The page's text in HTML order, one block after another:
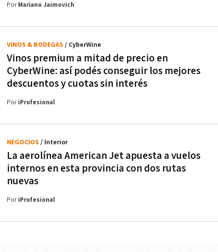
PorMariano Jaimovich
Vinos premium a mitad de precio en
CyberWine: así podés conseguir los mejores
descuentos y cuotas sin interés
VINOS & BODEGAS / CyberWine
PoriProfesional
La aerolínea American Jet apuesta a vuelos
internos en esta provincia con dos rutas
nuevas
NEGOCIOS / Interior
PoriProfesional